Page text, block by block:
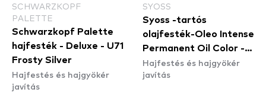
SCHWARZKOPF
PALETTE
Schwarzkopf Palette
hajfesték - Deluxe - U71
Frosty Silver
Hajfestés és hajgyökér
javítás
SYOSS
Syoss -tartós
olajfesték-Oleo Intense
Permanent Oil Color -
8-05 Beige Bliond
Hajfestés és hajgyökér
javítás